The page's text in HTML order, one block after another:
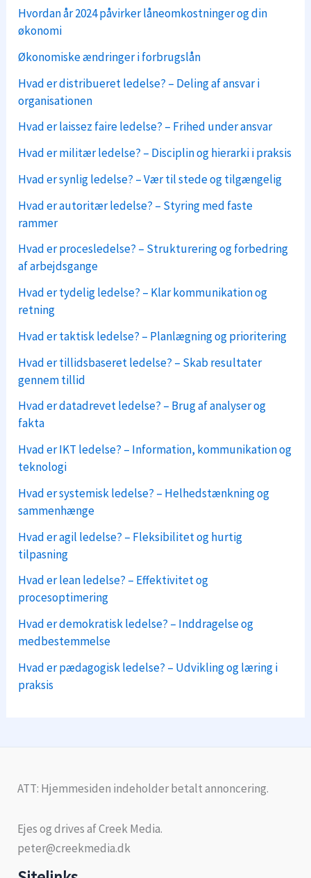
Hvordan år 2024 påvirker låneomkostninger og din
økonomi
Økonomiske ændringer i forbrugslån
Hvad er distribueret ledelse? – Deling af ansvar i
organisationen
Hvad er laissez faire ledelse? – Frihed under ansvar
Hvad er militær ledelse? – Disciplin og hierarki i praksis
Hvad er synlig ledelse? – Vær til stede og tilgængelig
Hvad er autoritær ledelse? – Styring med faste
rammer
Hvad er procesledelse? – Strukturering og forbedring
af arbejdsgange
Hvad er tydelig ledelse? – Klar kommunikation og
retning
Hvad er taktisk ledelse? – Planlægning og prioritering
Hvad er tillidsbaseret ledelse? – Skab resultater
gennem tillid
Hvad er datadrevet ledelse? – Brug af analyser og
fakta
Hvad er IKT ledelse? – Information, kommunikation og
teknologi
Hvad er systemisk ledelse? – Helhedstænkning og
sammenhænge
Hvad er agil ledelse? – Fleksibilitet og hurtig
tilpasning
Hvad er lean ledelse? – Effektivitet og
procesoptimering
Hvad er demokratisk ledelse? – Inddragelse og
medbestemmelse
Hvad er pædagogisk ledelse? – Udvikling og læring i
praksis
ATT: Hjemmesiden indeholder betalt annoncering.
Ejes og drives af Creek Media.
peter@creekmedia.dk